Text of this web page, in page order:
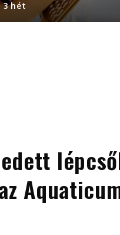
3 hét